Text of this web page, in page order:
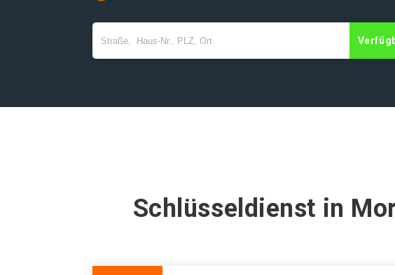
Schlüsseldienst in